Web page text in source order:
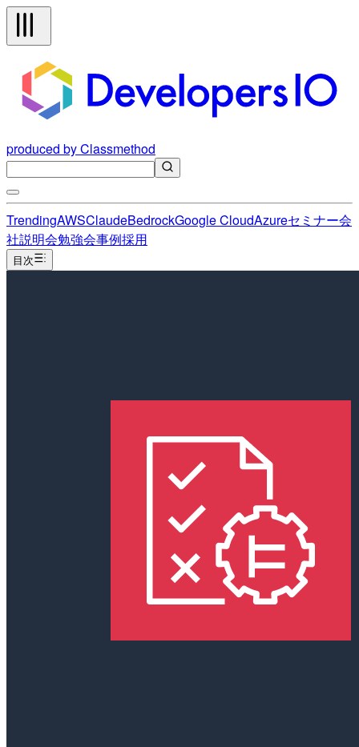
produced by Classmethod
TrendingAWSClaudeBedrockGoogle CloudAzureセミナー会
社説明会勉強会事例採用
目次